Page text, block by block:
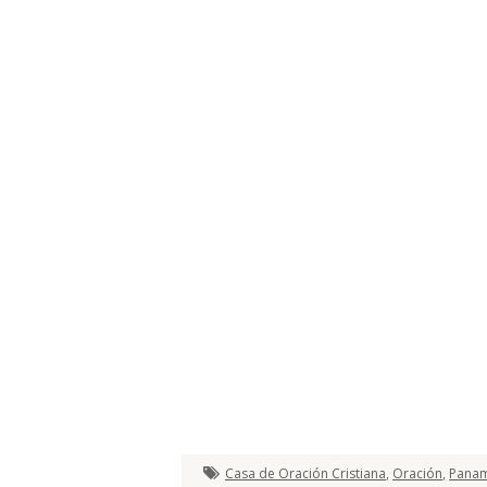
Casa de Oración Cristiana, Oración,